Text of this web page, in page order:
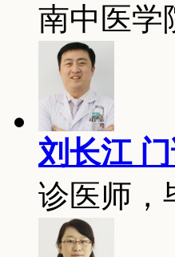
南中医
刘长江
诊医师